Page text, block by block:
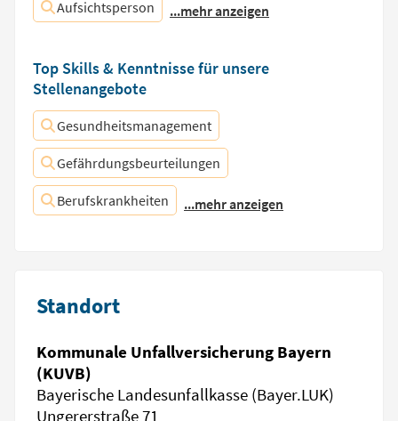
Aufsichtsperson ...mehr anzeigen
Top Skills & Kenntnisse für unsere
Stellenangebote
Gesundheitsmanagement
Gefährdungsbeurteilungen
Berufskrankheiten ...mehr anzeigen
Standort
Kommunale Unfallversicherung Bayern
(KUVB)
Bayerische Landesunfallkasse (Bayer.LUK)
Ungererstraße 71